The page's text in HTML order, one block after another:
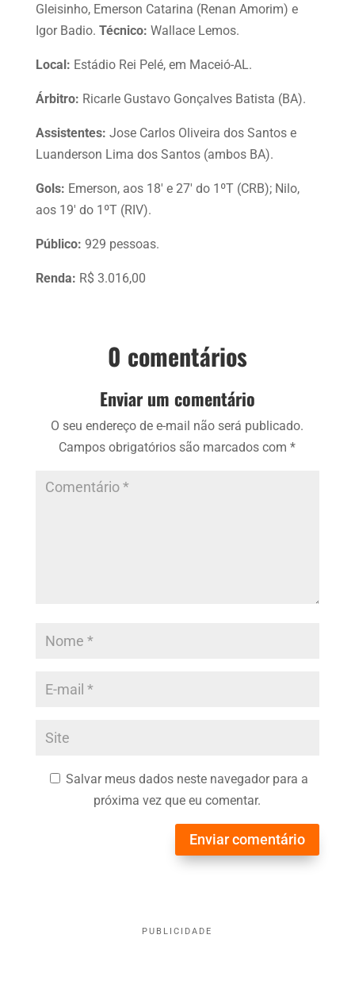
Gleisinho, Emerson Catarina (Renan Amorim) e
Igor Badio. Técnico: Wallace Lemos.
Local: Estádio Rei Pelé, em Maceió-AL.
Árbitro: Ricarle Gustavo Gonçalves Batista (BA).
Assistentes: Jose Carlos Oliveira dos Santos e
Luanderson Lima dos Santos (ambos BA).
Gols: Emerson, aos 18′ e 27′ do 1ºT (CRB); Nilo,
aos 19′ do 1ºT (RIV).
Público: 929 pessoas.
Renda: R$ 3.016,00
0 comentários
Enviar um comentário
O seu endereço de e-mail não será publicado.
Campos obrigatórios são marcados com*
Salvar meus dados neste navegador para a
próxima vez que eu comentar.
Enviar comentário
PUBLICIDADE